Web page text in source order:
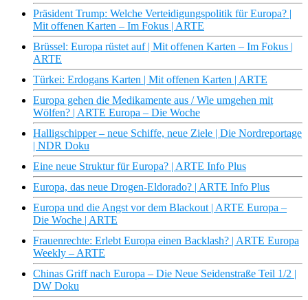
Präsident Trump: Welche Verteidigungspolitik für Europa? |
Mit offenen Karten – Im Fokus | ARTE
Brüssel: Europa rüstet auf | Mit offenen Karten – Im Fokus |
ARTE
Türkei: Erdogans Karten | Mit offenen Karten | ARTE
Europa gehen die Medikamente aus / Wie umgehen mit
Wölfen? | ARTE Europa – Die Woche
Halligschipper – neue Schiffe, neue Ziele | Die Nordreportage
| NDR Doku
Eine neue Struktur für Europa? | ARTE Info Plus
Europa, das neue Drogen-Eldorado? | ARTE Info Plus
Europa und die Angst vor dem Blackout | ARTE Europa –
Die Woche | ARTE
Frauenrechte: Erlebt Europa einen Backlash? | ARTE Europa
Weekly – ARTE
Chinas Griff nach Europa – Die Neue Seidenstraße Teil 1/2 |
DW Doku